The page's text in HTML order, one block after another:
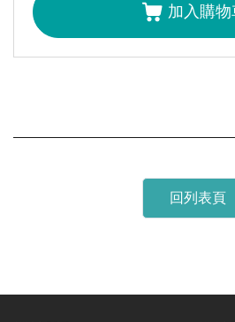
節能高效率磁阻電機
徐銘懋
彭昌明
工具機導軌結合面剛性提升暨
加入購
回列表頁